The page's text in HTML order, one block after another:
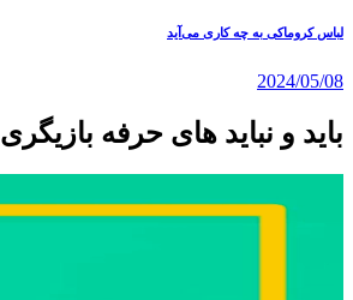
لباس کروماکی به چه کاری می‌آید
2024/05/08
باید و نباید های حرفه بازیگری